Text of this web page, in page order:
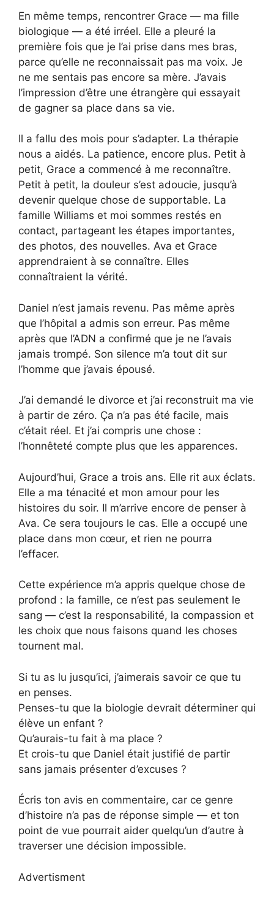
En même temps, rencontrer Grace — ma fille
biologique — a été irréel. Elle a pleuré la
première fois que je l’ai prise dans mes bras,
parce qu’elle ne reconnaissait pas ma voix. Je
ne me sentais pas encore sa mère. J’avais
l’impression d’être une étrangère qui essayait
de gagner sa place dans sa vie.
Il a fallu des mois pour s’adapter. La thérapie
nous a aidés. La patience, encore plus. Petit à
petit, Grace a commencé à me reconnaître.
Petit à petit, la douleur s’est adoucie, jusqu’à
devenir quelque chose de supportable. La
famille Williams et moi sommes restés en
contact, partageant les étapes importantes,
des photos, des nouvelles. Ava et Grace
apprendraient à se connaître. Elles
connaîtraient la vérité.
Daniel n’est jamais revenu. Pas même après
que l’hôpital a admis son erreur. Pas même
après que l’ADN a confirmé que je ne l’avais
jamais trompé. Son silence m’a tout dit sur
l’homme que j’avais épousé.
J’ai demandé le divorce et j’ai reconstruit ma vie
à partir de zéro. Ça n’a pas été facile, mais
c’était réel. Et j’ai compris une chose :
l’honnêteté compte plus que les apparences.
Aujourd’hui, Grace a trois ans. Elle rit aux éclats.
Elle a ma ténacité et mon amour pour les
histoires du soir. Il m’arrive encore de penser à
Ava. Ce sera toujours le cas. Elle a occupé une
place dans mon cœur, et rien ne pourra
l’effacer.
Cette expérience m’a appris quelque chose de
profond : la famille, ce n’est pas seulement le
sang — c’est la responsabilité, la compassion et
les choix que nous faisons quand les choses
tournent mal.
Si tu as lu jusqu’ici, j’aimerais savoir ce que tu
en penses.
Penses-tu que la biologie devrait déterminer qui
élève un enfant ?
Qu’aurais-tu fait à ma place ?
Et crois-tu que Daniel était justifié de partir
sans jamais présenter d’excuses ?
Écris ton avis en commentaire, car ce genre
d’histoire n’a pas de réponse simple — et ton
point de vue pourrait aider quelqu’un d’autre à
traverser une décision impossible.
Advertisment